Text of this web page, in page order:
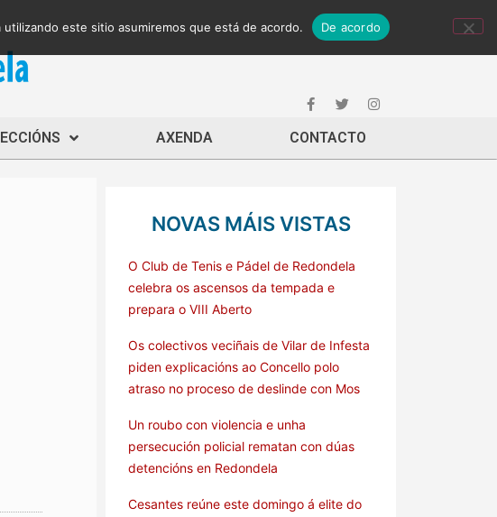
AXENDA CONTACTO
NOVAS MÁIS VISTAS
O Club de Tenis e Pádel de Redondela
celebra os ascensos da tempada e
prepara o VIII Aberto
Os colectivos veciñais de Vilar de Infesta
piden explicacións ao Concello polo
atraso no proceso de deslinde con Mos
Un roubo con violencia e unha
persecución policial rematan con dúas
detencións en Redondela
Cesantes reúne este domingo á elite do
este sitio asumiremos que está de acordo. De acordo